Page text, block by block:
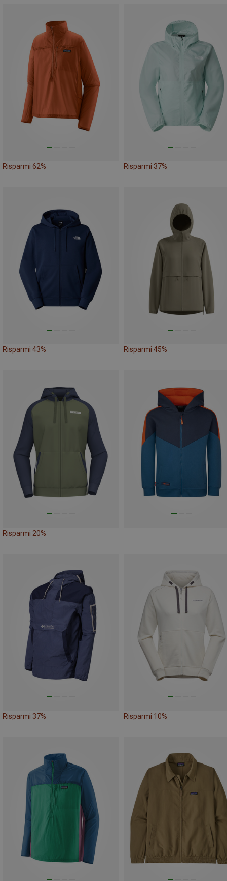
Risparmi 62% Risparmi 37%
Risparmi 43% Risparmi 45%
Risparmi 20%
Risparmi 37% Risparmi 10%